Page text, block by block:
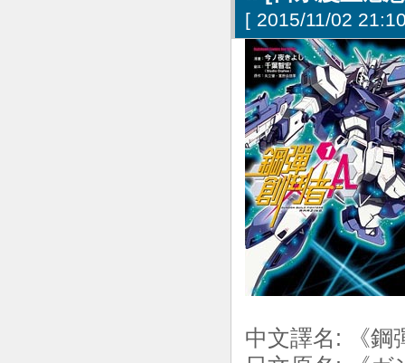
[ 2015/11/02
中文譯名: 《